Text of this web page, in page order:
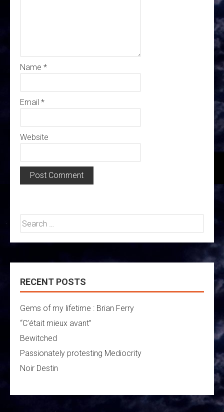
Name *
Email *
Website
Search
for:
RECENT POSTS
Gems of my lifetime : Brian Ferry
“C’était mieux avant”
Bewitched
Passionately protesting Mediocrity
Noir Destin